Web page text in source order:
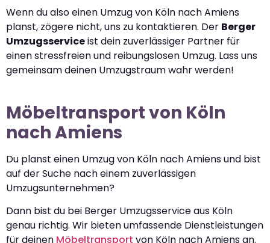
Wenn du also einen Umzug von Köln nach Amiens
planst, zögere nicht, uns zu kontaktieren. Der Berger
Umzugsserviceist dein zuverlässiger Partner für
einen stressfreien und reibungslosen Umzug. Lass uns
gemeinsam deinen Umzugstraum wahr werden!
Möbeltransport von Köln
nach Amiens
Du planst einen Umzug von Köln nach Amiens und bist
auf der Suche nach einem zuverlässigen
Umzugsunternehmen?
Dann bist du bei Berger Umzugsservice aus Köln
genau richtig. Wir bieten umfassende Dienstleistungen
für deinen Möbeltransport von Köln nach Amiens an.